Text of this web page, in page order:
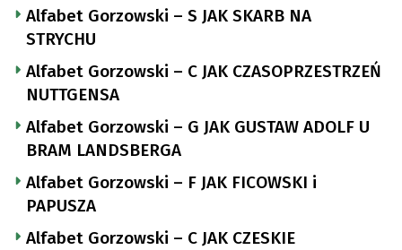
Alfabet Gorzowski – S JAK SKARB NA
STRYCHU
Alfabet Gorzowski – C JAK CZASOPRZESTRZEŃ
NUTTGENSA
Alfabet Gorzowski – G JAK GUSTAW ADOLF U
BRAM LANDSBERGA
Alfabet Gorzowski – F JAK FICOWSKI i
PAPUSZA
Alfabet Gorzowski – C JAK CZESKIE